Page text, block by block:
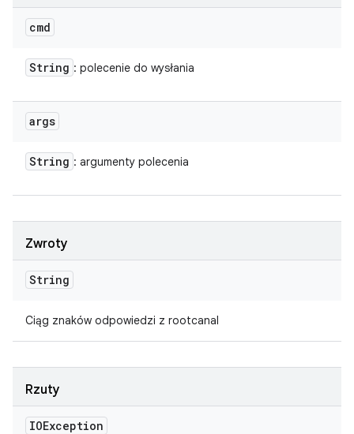
cmd
String : polecenie do wysłania
args
String : argumenty polecenia
Zwroty
String
Ciąg znaków odpowiedzi z rootcanal
Rzuty
IOException